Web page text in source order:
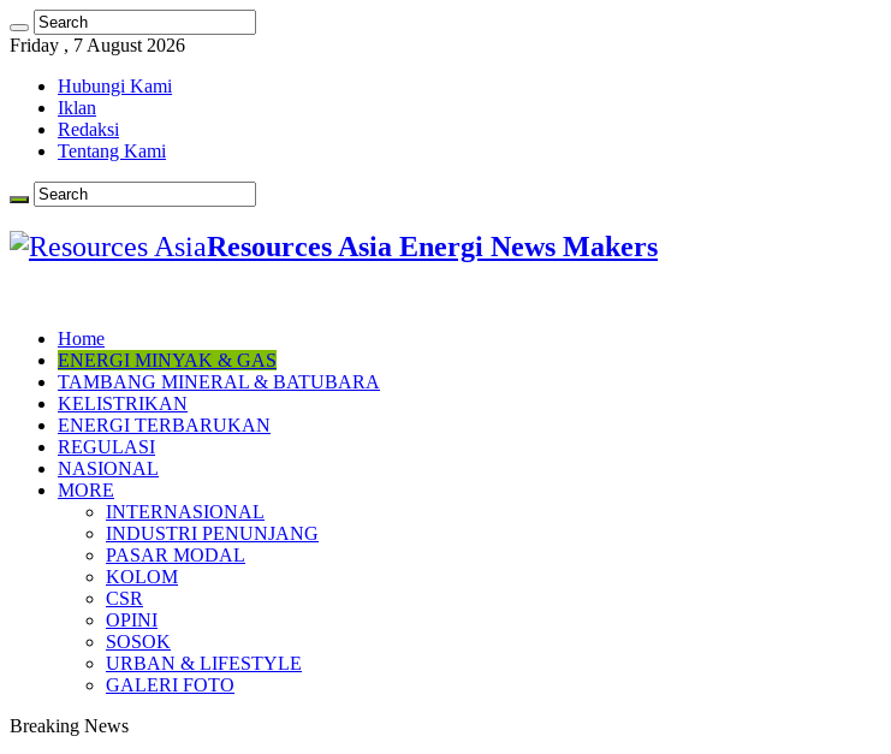
Friday , 7 August 2026
Hubungi Kami
Iklan
Redaksi
Tentang Kami
Resources Asia Energi News Makers
Home
ENERGI MINYAK & GAS
TAMBANG MINERAL & BATUBARA
KELISTRIKAN
ENERGI TERBARUKAN
REGULASI
NASIONAL
MORE
INTERNASIONAL
INDUSTRI PENUNJANG
PASAR MODAL
KOLOM
CSR
OPINI
SOSOK
URBAN & LIFESTYLE
GALERI FOTO
Breaking News